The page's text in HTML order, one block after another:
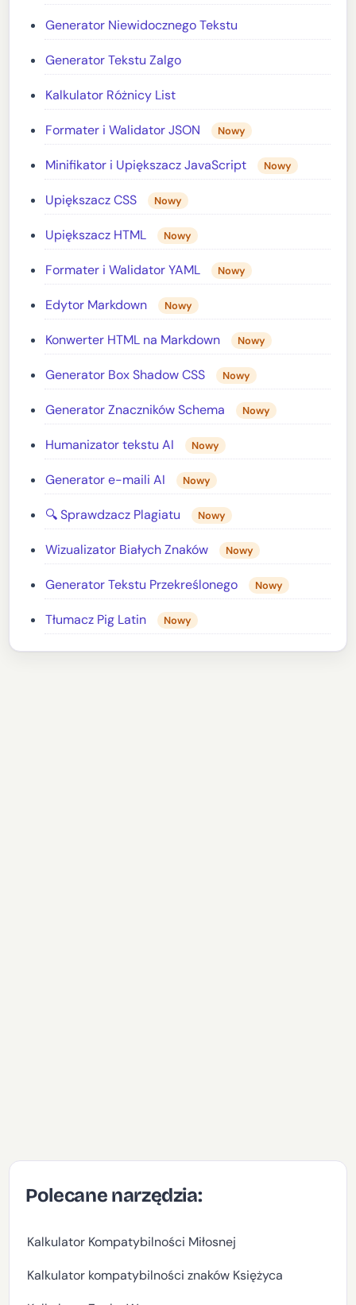
Generator Niewidocznego Tekstu
Generator Tekstu Zalgo
Kalkulator Różnicy List
Formater i Walidator JSON Nowy
Minifikator i Upiększacz JavaScript Nowy
Upiększacz CSS Nowy
Upiększacz HTML Nowy
Formater i Walidator YAML Nowy
Edytor Markdown Nowy
Konwerter HTML na Markdown Nowy
Generator Box Shadow CSS Nowy
Generator Znaczników Schema Nowy
Humanizator tekstu AI Nowy
Generator e-maili AI Nowy
🔍 Sprawdzacz Plagiatu Nowy
Wizualizator Białych Znaków Nowy
Generator Tekstu Przekreślonego Nowy
Tłumacz Pig Latin Nowy
Polecane narzędzia:
Kalkulator Kompatybilności Miłosnej
Kalkulator kompatybilności znaków Księżyca